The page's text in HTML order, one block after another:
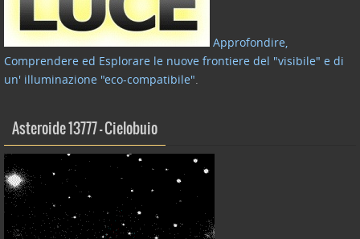
Approfondire,
Comprendere ed Esplorare le nuove frontiere del "visibile" e di
un' illuminazione "eco-compatibile".
Asteroide 13777 – Cielobuio